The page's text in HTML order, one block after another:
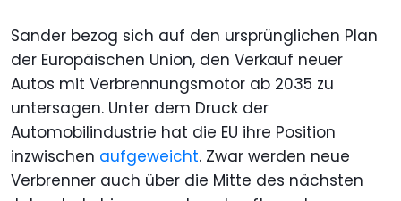
Sander bezog sich auf den ursprünglichen Plan
der Europäischen Union, den Verkauf neuer
Autos mit Verbrennungsmotor ab 2035 zu
untersagen. Unter dem Druck der
Automobilindustrie hat die EU ihre Position
inzwischen aufgeweicht. Zwar werden neue
Verbrenner auch über die Mitte des nächsten